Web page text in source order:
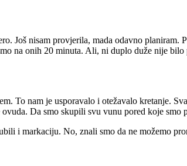
Još nisam provjerila, mada odavno
na onih 20 minuta. Ali, ni duplo duže nije bilo
To nam je usporavalo i otežavalo kretanje.
Da smo skupili svu vunu pored koje
i markaciju. No, znali smo da ne možemo